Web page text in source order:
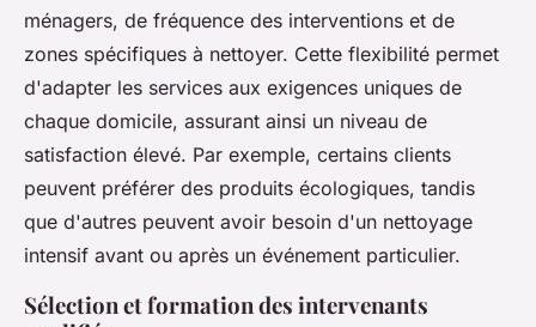
ménagers, de fréquence des interventions et de
zones spécifiques à nettoyer. Cette flexibilité permet
d'adapter les services aux exigences uniques de
chaque domicile, assurant ainsi un niveau de
satisfaction élevé. Par exemple, certains clients
peuvent préférer des produits écologiques, tandis
que d'autres peuvent avoir besoin d'un nettoyage
intensif avant ou après un événement particulier.
Sélection et formation des intervenants